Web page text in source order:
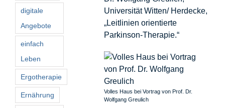
Universität Witten/ Herdecke,
„Leitlinien orientierte
Parkinson-Therapie.“
Volles Haus bei Vortrag von Prof. Dr.
Wolfgang Greulich
digitale
Angebote
einfach
Leben
Ergotherapie
Ernährung